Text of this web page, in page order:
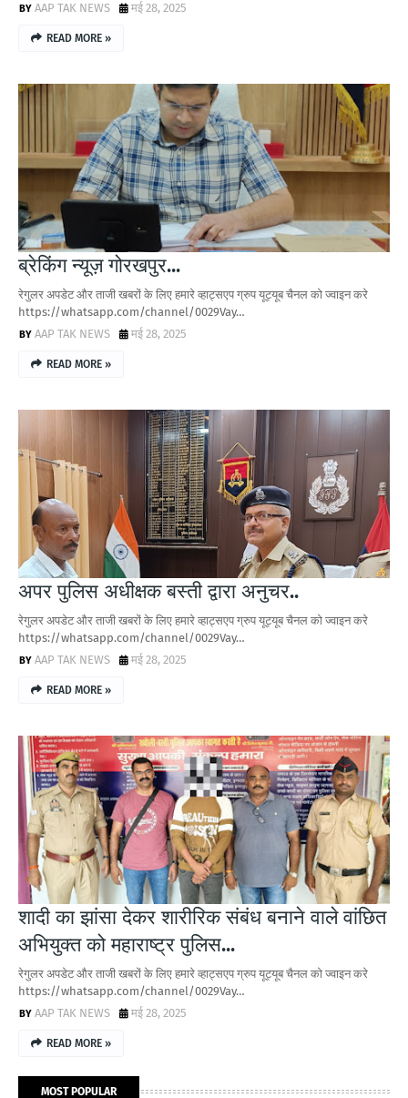
AAP TAK NEWS
मई 28, 2025
READ MORE »
ब्रेकिंग न्यूज़ गोरखपुर...
रेगुलर अपडेट और ताजी खबरों के लिए हमारे व्हाट्सएप ग्रुप यूट्यूब चैनल को ज्वाइन करे
https://whatsapp.com/channel/0029Vay…
AAP TAK NEWS
मई 28, 2025
READ MORE »
अपर पुलिस अधीक्षक बस्ती द्वारा अनुचर..
रेगुलर अपडेट और ताजी खबरों के लिए हमारे व्हाट्सएप ग्रुप यूट्यूब चैनल को ज्वाइन करे
https://whatsapp.com/channel/0029Vay…
AAP TAK NEWS
मई 28, 2025
READ MORE »
शादी का झांसा देकर शारीरिक संबंध बनाने वाले वांछित
अभियुक्त को महाराष्ट्र पुलिस...
रेगुलर अपडेट और ताजी खबरों के लिए हमारे व्हाट्सएप ग्रुप यूट्यूब चैनल को ज्वाइन करे
https://whatsapp.com/channel/0029Vay…
AAP TAK NEWS
मई 28, 2025
READ MORE »
MOST POPULAR